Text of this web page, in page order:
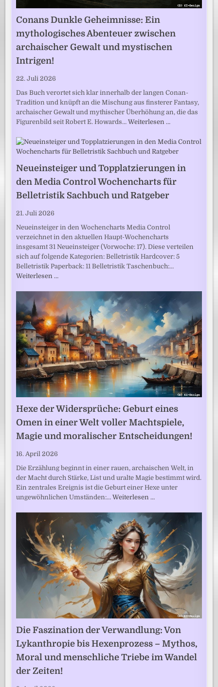
Conans Dunkle Geheimnisse: Ein
mythologisches Abenteuer zwischen
archaischer Gewalt und mystischen
Intrigen!
22. Juli 2026
Das Buch verortet sich klar innerhalb der langen Conan-
Tradition und knüpft an die Mischung aus finsterer Fantasy,
archaischer Gewalt und mythischer Überhöhung an, die das
Figurenbild seit Robert E. Howards…Weiterlesen …
Neueinsteiger und Topplatzierungen in
den Media Control Wochencharts für
Belletristik Sachbuch und Ratgeber
21. Juli 2026
Neueinsteiger in den Wochencharts Media Control
verzeichnet in den aktuellen Haupt-Wochencharts
insgesamt 31 Neueinsteiger (Vorwoche: 17). Diese verteilen
sich auf folgende Kategorien: Belletristik Hardcover: 5
Belletristik Paperback: 11 Belletristik Taschenbuch:…
Weiterlesen …
Hexe der Widersprüche: Geburt eines
Omen in einer Welt voller Machtspiele,
Magie und moralischer Entscheidungen!
16. April 2026
Die Erzählung beginnt in einer rauen, archaischen Welt, in
der Macht durch Stärke, List und uralte Magie bestimmt wird.
Ein zentrales Ereignis ist die Geburt einer Hexe unter
ungewöhnlichen Umständen:…Weiterlesen …
Die Faszination der Verwandlung: Von
Lykanthropie bis Hexenprozess – Mythos,
Moral und menschliche Triebe im Wandel
der Zeiten!